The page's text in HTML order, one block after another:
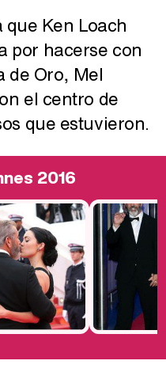
Ken Loach
por hacerse con
de Oro, Mel
el centro de
que estuvieron.
2016